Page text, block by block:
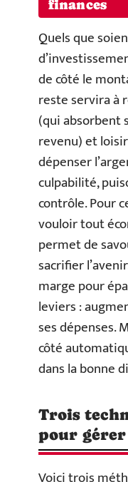
finances
Quels que
de côté le
reste servira à
(qui absorbent
revenu) et
dépenser
culpabilité,
contrôle. Pour
vouloir tout
permet de
sacrifier
marge pour
leviers :
ses dépenses.
côté
dans la bonne
Trois
pour gérer